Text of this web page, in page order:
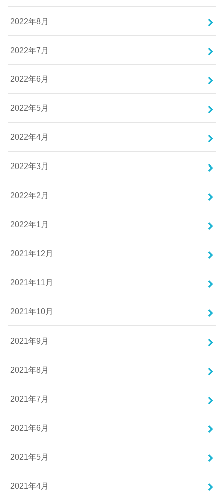
2022年8月
2022年7月
2022年6月
2022年5月
2022年4月
2022年3月
2022年2月
2022年1月
2021年12月
2021年11月
2021年10月
2021年9月
2021年8月
2021年7月
2021年6月
2021年5月
2021年4月